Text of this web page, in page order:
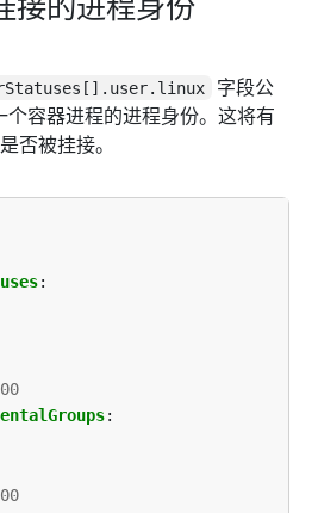
字段公
容器进程的进程身份。这将有
否被挂接。
:
: